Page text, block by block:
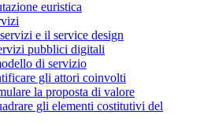
euristica
e il service design
pubblici digitali
di servizio
gli attori coinvolti
la proposta di valore
gli elementi costitutivi del